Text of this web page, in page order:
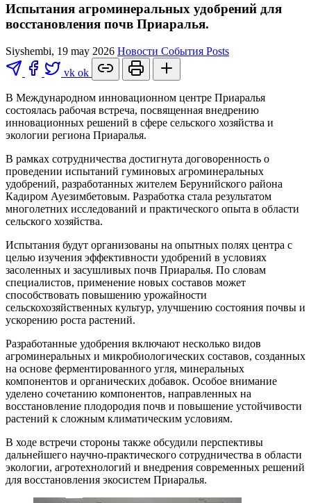
Испытания агроминеральных удобрений для
восстановления почв Приаралья.
Siyshembi, 19 may 2026 Новости События Posts
vk ok
В Международном инновационном центре Приаралья
состоялась рабочая встреча, посвященная внедрению
инновационных решений в сфере сельского хозяйства и
экологии региона Приаралья.
В рамках сотрудничества достигнута договоренность о
проведении испытаний гуминовых агроминеральных
удобрений, разработанных жителем Берунийского района
Кадиром Ауезимбетовым. Разработка стала результатом
многолетних исследований и практического опыта в области
сельского хозяйства.
Испытания будут организованы на опытных полях центра с
целью изучения эффективности удобрений в условиях
засоленных и засушливых почв Приаралья. По словам
специалистов, применение новых составов может
способствовать повышению урожайности
сельскохозяйственных культур, улучшению состояния почвы и
ускорению роста растений.
Разработанные удобрения включают несколько видов
агроминеральных и микробиологических составов, созданных
на основе ферментированного угля, минеральных
компонентов и органических добавок. Особое внимание
уделено сочетанию компонентов, направленных на
восстановление плодородия почв и повышение устойчивости
растений к сложным климатическим условиям.
В ходе встречи стороны также обсудили перспективы
дальнейшего научно-практического сотрудничества в области
экологии, агротехнологий и внедрения современных решений
для восстановления экосистем Приаралья.